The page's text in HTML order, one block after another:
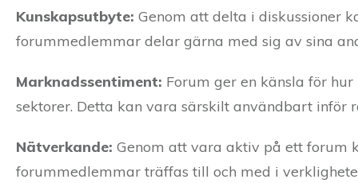
Kunskapsutbyte: Genom att delta i diskussioner
forummedlemmar delar gärna med sig av sina
Marknadssentiment: Forum ger en känsla för
sektorer. Detta kan vara särskilt användbart inför
Nätverkande: Genom att vara aktiv på ett forum
forummedlemmar träffas till och med i